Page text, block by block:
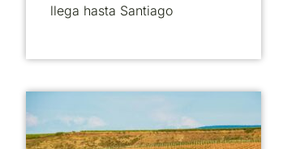
llega hasta Santiago